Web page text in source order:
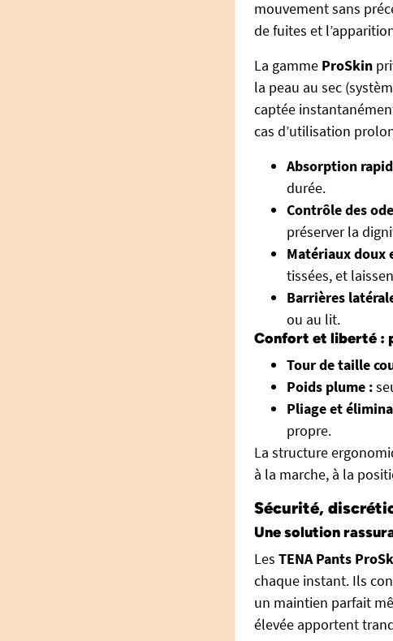
mouvement sans
de fuites et
La gamme ProSkin
la peau au sec
captée
cas d’utilisation
Absorption
durée.
Contrôle des
préserver la
Matériaux doux
tissées, et
Barrières
ou au lit.
Confort et liberté :
Tour de taille
Poids plume :
Pliage et
propre.
La structure
à la marche, à la
Sécurité,
Une solution
Les TENA Pants
chaque instant. Ils
un maintien parfait
élevée apportent